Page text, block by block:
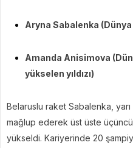
Aryna Sabalenka
Amanda Anisimova
yükselen yıldızı)
Belaruslu raket Sabalenka,
mağlup ederek üst üste
yükseldi. Kariyerinde 20